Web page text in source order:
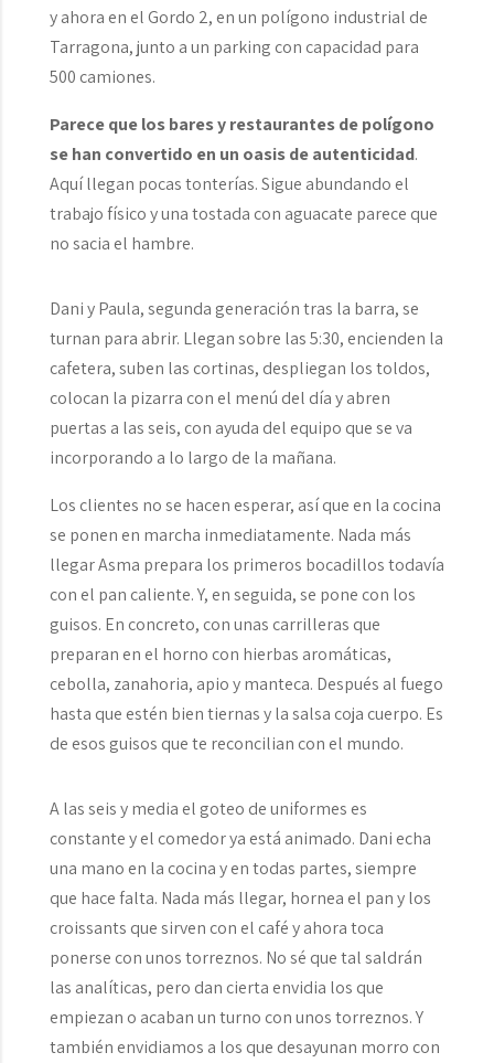
y ahora en el Gordo 2, en un polígono industrial de
Tarragona, junto a un parking con capacidad para
500 camiones.
Parece que los bares y restaurantes de polígono
se han convertido en un oasis de autenticidad.
Aquí llegan pocas tonterías. Sigue abundando el
trabajo físico y una tostada con aguacate parece que
no sacia el hambre.
Dani y Paula, segunda generación tras la barra, se
turnan para abrir. Llegan sobre las 5:30, encienden la
cafetera, suben las cortinas, despliegan los toldos,
colocan la pizarra con el menú del día y abren
puertas a las seis, con ayuda del equipo que se va
incorporando a lo largo de la mañana.
Los clientes no se hacen esperar, así que en la cocina
se ponen en marcha inmediatamente. Nada más
llegar Asma prepara los primeros bocadillos todavía
con el pan caliente. Y, en seguida, se pone con los
guisos. En concreto, con unas carrilleras que
preparan en el horno con hierbas aromáticas,
cebolla, zanahoria, apio y manteca. Después al fuego
hasta que estén bien tiernas y la salsa coja cuerpo. Es
de esos guisos que te reconcilian con el mundo.
A las seis y media el goteo de uniformes es
constante y el comedor ya está animado. Dani echa
una mano en la cocina y en todas partes, siempre
que hace falta. Nada más llegar, hornea el pan y los
croissants que sirven con el café y ahora toca
ponerse con unos torreznos. No sé que tal saldrán
las analíticas, pero dan cierta envidia los que
empiezan o acaban un turno con unos torreznos. Y
también envidiamos a los que desayunan morro con